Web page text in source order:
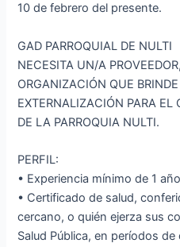
10 de febrero del presente.
GAD PARROQUIAL DE NULTI
NECESITA UN/A
ORGANIZACIÓN QUE
EXTERNALIZACIÓN PARA
DE LA PARROQUIA NULTI.
PERFIL:
• Experiencia mínimo de 1
• Certificado de salud,
cercano, o quién ejerza sus
Salud Pública, en períodos